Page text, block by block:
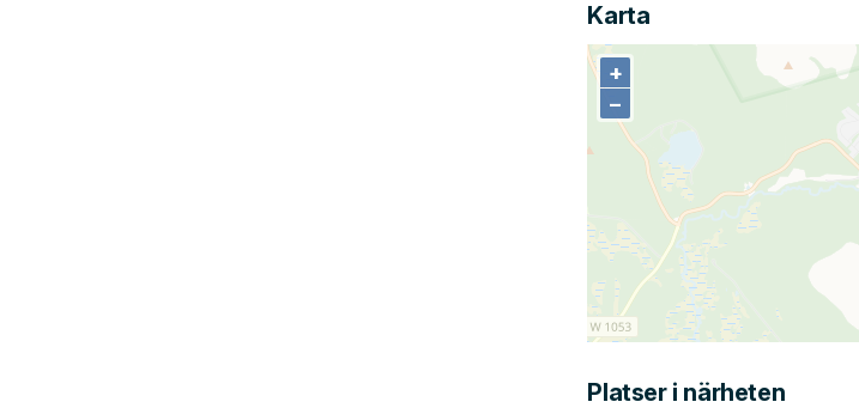
Karta
+
−
+
−
Platser i närheten